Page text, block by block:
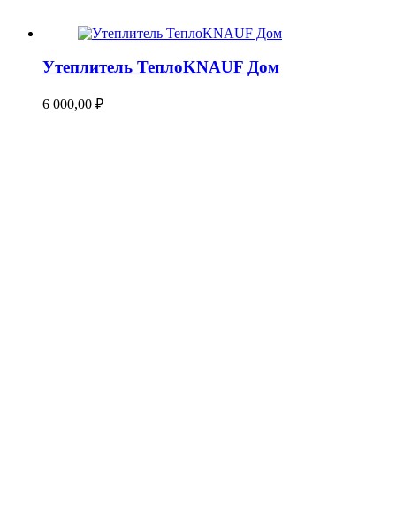
Утеплитель ТеплоKNAUF Дом
6 000,00 ₽